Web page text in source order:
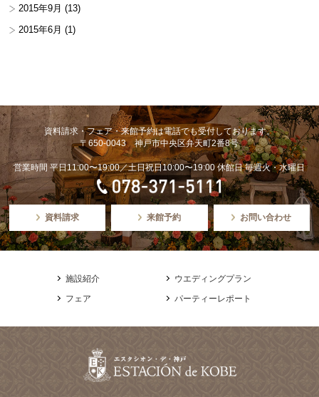
2015年9月 (13)
2015年6月 (1)
資料請求・フェア・来館予約は電話でも受付しております。
〒650-0043 神戸市中央区弁天町2番8号
営業時間 平日11:00〜19:00／土日祝日10:00〜19:00 休館日 毎週火・水曜日
資料請求 来館予約 お問い合わせ
施設紹介
ウエディングプラン
フェア
パーティーレポート